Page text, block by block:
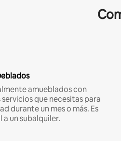
amueblados con
que necesitas para
durante un mes o más. Es
un subalquiler.